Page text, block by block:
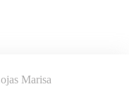
Lojas Marisa